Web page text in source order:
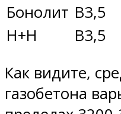
Бонолит В3,5
Н+Н
В3,5
Как видите,
газобетона